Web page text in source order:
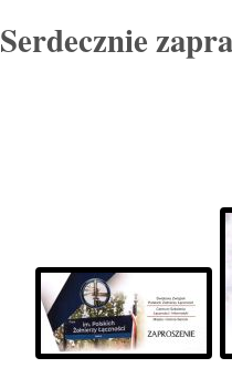
Serdecznie